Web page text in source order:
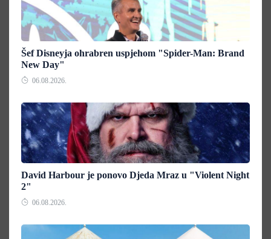
Šef Disneyja ohrabren uspjehom "Spider-Man: Brand
New Day"
06.08.2026.
David Harbour je ponovo Djeda Mraz u "Violent Night
2"
06.08.2026.